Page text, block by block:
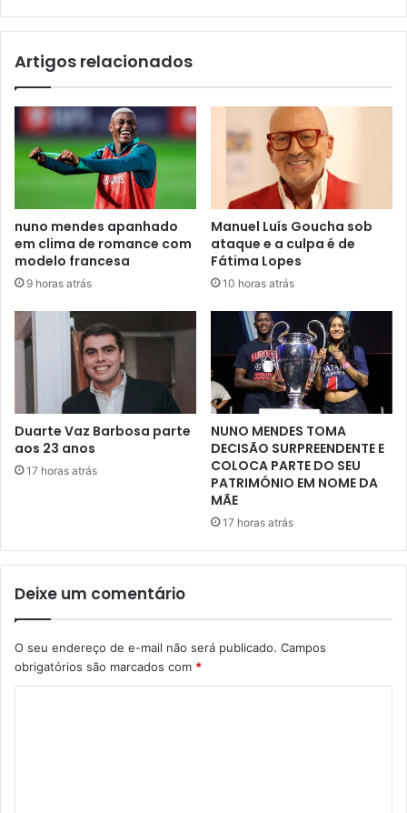
Artigos relacionados
nuno mendes apanhado
em clima de romance com
modelo francesa
9 horas atrás
Manuel Luís Goucha sob
ataque e a culpa é de
Fátima Lopes
10 horas atrás
Duarte Vaz Barbosa parte
aos 23 anos
17 horas atrás
NUNO MENDES TOMA
DECISÃO SURPREENDENTE E
COLOCA PARTE DO SEU
PATRIMÓNIO EM NOME DA
MÃE
17 horas atrás
Deixe um comentário
O seu endereço de e-mail não será publicado. Campos
obrigatórios são marcados com *